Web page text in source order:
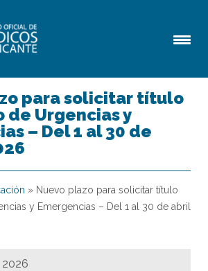
para solicitar título
de Urgencias y
– Del 1 al 30 de
» Nuevo plazo para solicitar título
y Emergencias – Del 1 al 30 de abril
2026